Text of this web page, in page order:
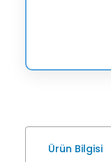
Ürün Bilgisi